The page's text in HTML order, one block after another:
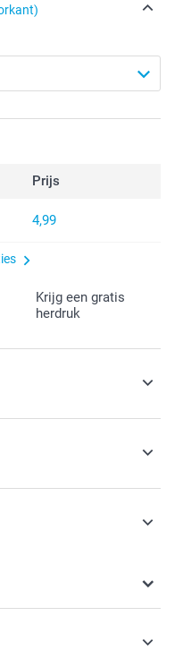
Prijs
4,99
Krijg een gratis
herdruk
BTW en exclusief